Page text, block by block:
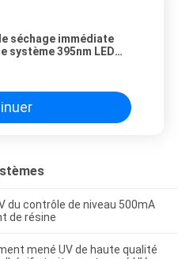
séchage immédiate
système 395nm LED
du contrôle de niveau 500mA
de résine
mené UV de haute qualité